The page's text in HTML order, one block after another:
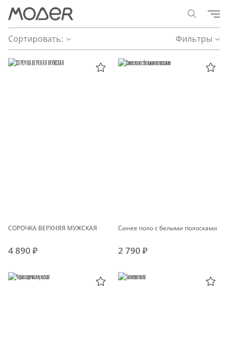
Сортировать: Фильтры
СОРОЧКА ВЕРХНЯЯ МУЖСКАЯ
4 890 ₽
Синее поло с белыми полосками
2 790 ₽